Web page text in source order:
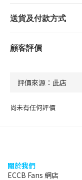
送貨及付款方式
顧客評價
尚未有任何評價
關於我們
ECCB Fans 網店